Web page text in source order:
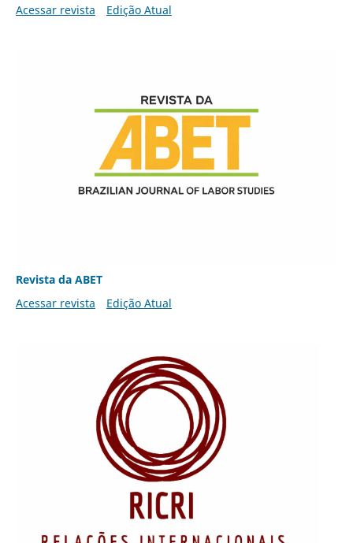
Acessar revista Edição Atual
Revista da ABET
Acessar revista
Edição Atual